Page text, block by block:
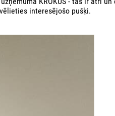
interesējošo pušķi.